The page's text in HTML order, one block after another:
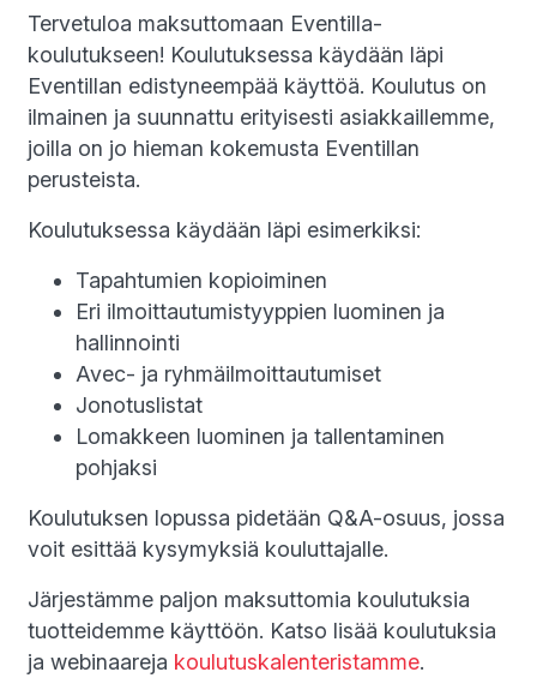
Tervetuloa maksuttomaan Eventilla-
koulutukseen! Koulutuksessa käydään läpi
Eventillan edistyneempää käyttöä. Koulutus on
ilmainen ja suunnattu erityisesti asiakkaillemme,
joilla on jo hieman kokemusta Eventillan
perusteista.
Koulutuksessa käydään läpi esimerkiksi:
Tapahtumien kopioiminen
Eri ilmoittautumistyyppien luominen ja
hallinnointi
Avec- ja ryhmäilmoittautumiset
Jonotuslistat
Lomakkeen luominen ja tallentaminen
pohjaksi
Koulutuksen lopussa pidetään Q&A-osuus, jossa
voit esittää kysymyksiä kouluttajalle.
Järjestämme paljon maksuttomia koulutuksia
tuotteidemme käyttöön. Katso lisää koulutuksia
ja webinaareja koulutuskalenteristamme.